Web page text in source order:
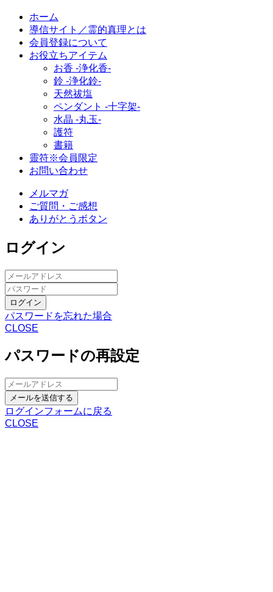
ホーム
導信サイト／霊的真理とは
会員登録について
お役立ちアイテム
お香 ‐浄化香‐
鈴 ‐浄化鈴‐
天然祓塩
ペンダント -十字架-
水晶 -丸玉-
護符
書籍
靈符※会員限定
お問い合わせ
メルマガ
ご質問・ご感想
ありがとうボタン
ログイン
ログイン
パスワードを忘れた場合
CLOSE
パスワードの再設定
メールを送信する
ログインフォームに戻る
CLOSE